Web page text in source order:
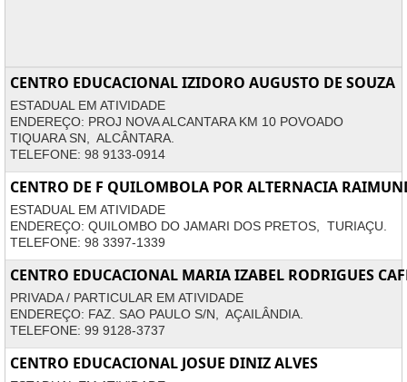
CENTRO EDUCACIONAL IZIDORO AUGUSTO DE SOUZA
ESTADUAL EM ATIVIDADE
ENDEREÇO: PROJ NOVA ALCANTARA KM 10 POVOADO
TIQUARA SN, ALCÂNTARA.
TELEFONE: 98 9133-0914
CENTRO DE F QUILOMBOLA POR ALTERNACIA
ESTADUAL EM ATIVIDADE
ENDEREÇO: QUILOMBO DO JAMARI DOS PRETOS, TURIAÇU.
TELEFONE: 98 3397-1339
CENTRO EDUCACIONAL MARIA IZABEL RODRIGUES
PRIVADA / PARTICULAR EM ATIVIDADE
ENDEREÇO: FAZ. SAO PAULO S/N, AÇAILÂNDIA.
TELEFONE: 99 9128-3737
CENTRO EDUCACIONAL JOSUE DINIZ ALVES